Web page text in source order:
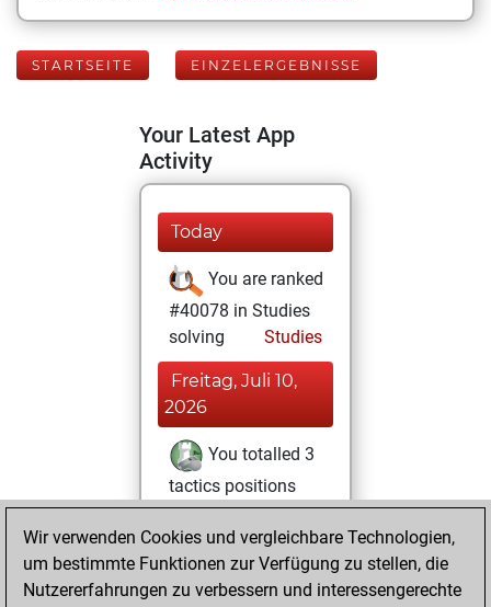
STARTSEITE EINZELERGEBNISSE
Your Latest App
Activity
Today
You are ranked
#40078 in Studies
solving
Studies
Freitag, Juli 10,
2026
You totalled 3
tactics positions
Tactics
solved 2 tactics
positions
Wir verwenden Cookies und vergleichbare Technologien,
um bestimmte Funktionen zur Verfügung zu stellen, die
Nutzererfahrungen zu verbessern und interessengerechte